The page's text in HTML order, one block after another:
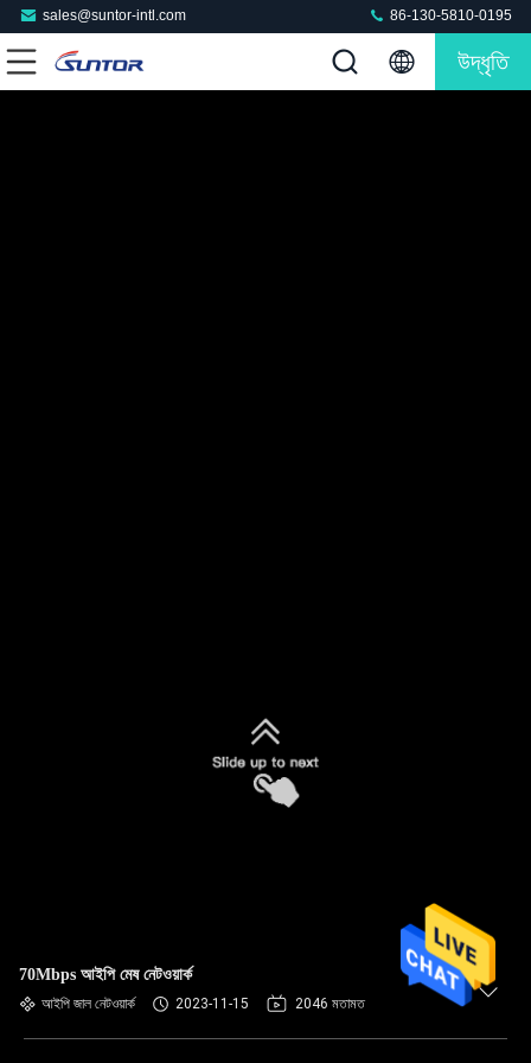
sales@suntor-intl.com 86-130-5810-0195
উদ্ধৃতি
70Mbps আইপি মেষ নেটওয়ার্ক
আইপি জাল নেটওয়ার্ক 2023-11-15 2046 মতামত